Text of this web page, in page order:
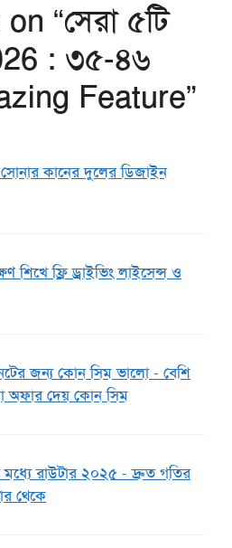
“সেরা ৫টি
: ৩৫-৪৬
Feature”
কানের দুলের ডিজাইন
শিখে ফ্রি ড্রাইভিং লাইসেন্স ও
জন্য কোন সিম ভালো - বেশি
অফার দেয় কোন সিম
রাউটার ২০২৫ - দ্রুত গতির
থেকে